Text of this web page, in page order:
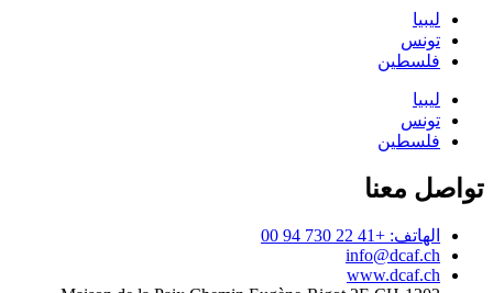
ليبيا
تونس
فلسطين
ليبيا
تونس
فلسطين
تواصل معنا
الهاتف: +41 22 730 94 00
info@dcaf.ch
www.dcaf.ch